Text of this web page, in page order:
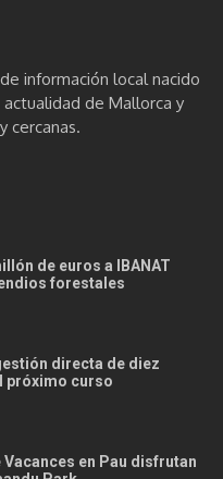
información local nacido
de Mallorca y
cercanas.
de euros a IBANAT
forestales
directa de diez
próximo curso
en Pau disfrutan